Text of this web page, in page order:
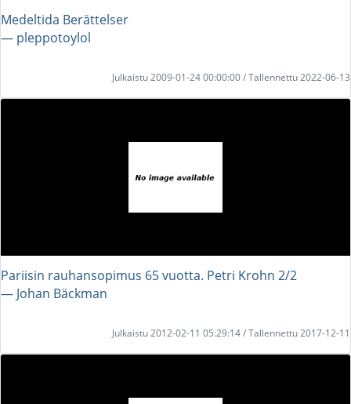
Medeltida Berättelser
― pleppotoylol
Julkaistu 2009-01-24 00:00:00 / Tallennettu 2022-06-13
Pariisin rauhansopimus 65 vuotta. Petri Krohn 2/2
― Johan Bäckman
Julkaistu 2012-02-11 05:29:14 / Tallennettu 2017-12-11